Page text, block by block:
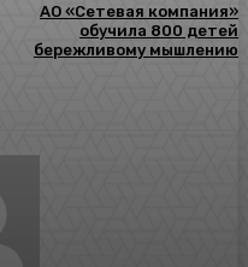
АО «Сетевая компания»
обучила 800 детей
бережливому мышлению